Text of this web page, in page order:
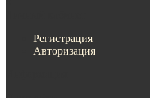
Регистрация
Авторизация